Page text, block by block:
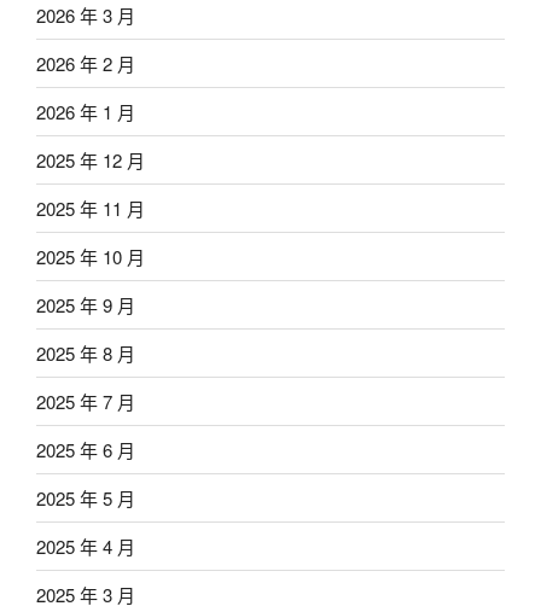
2026 年 3 月
2026 年 2 月
2026 年 1 月
2025 年 12 月
2025 年 11 月
2025 年 10 月
2025 年 9 月
2025 年 8 月
2025 年 7 月
2025 年 6 月
2025 年 5 月
2025 年 4 月
2025 年 3 月